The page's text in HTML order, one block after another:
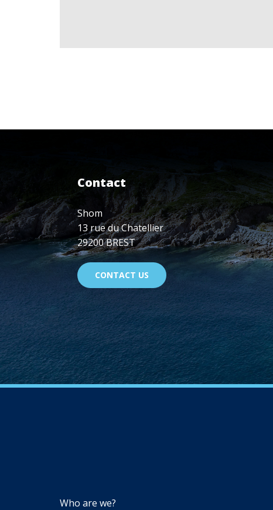
Contact
Shom
13 rue du Chatellier
29200 BREST
CONTACT US
NAVIGATION
Who are we?